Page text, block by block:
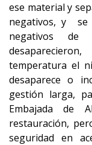
ese material y
negativos, y se
negativos
temperatura el
desaparece o
gestión larga,
Embajada de
restauración,
seguridad en